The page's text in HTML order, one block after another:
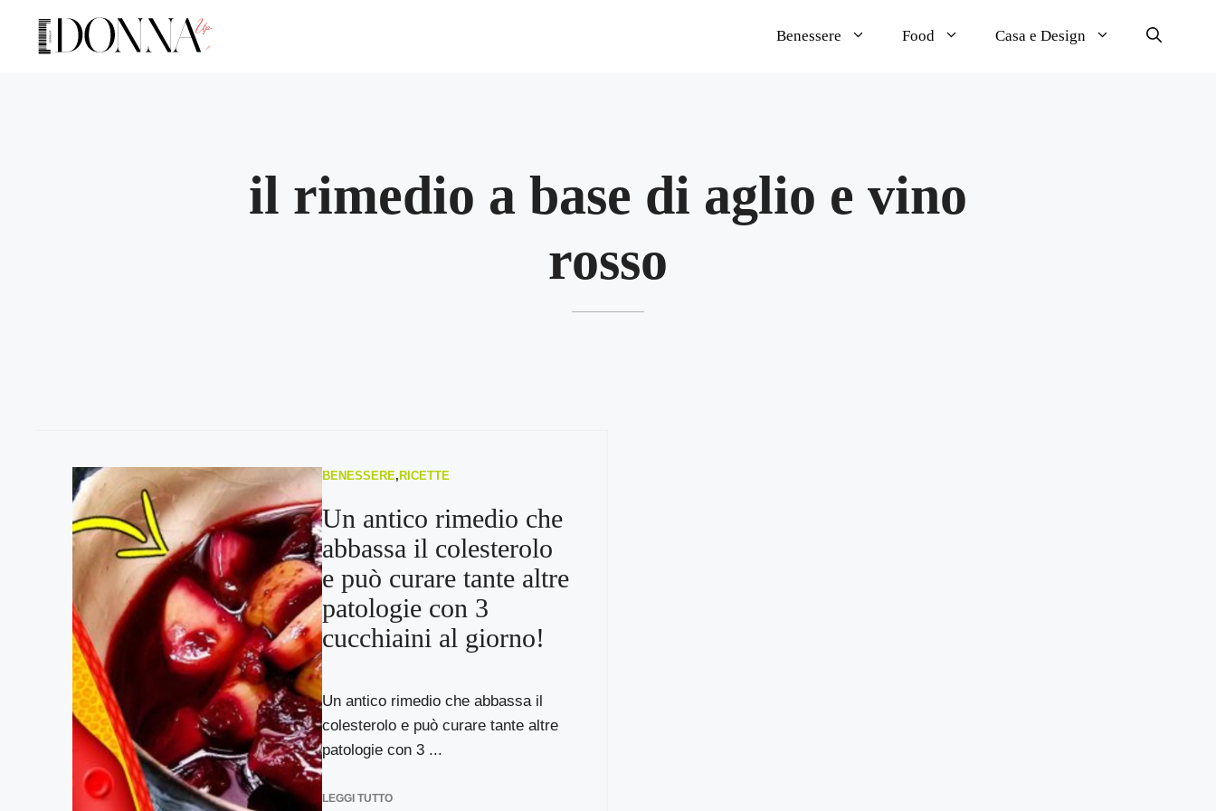
contenuto
Benessere Food Casa e Design
il rimedio a base di aglio e vino
rosso
BENESSERE, RICETTE
Un antico rimedio che
abbassa il colesterolo
e può curare tante altre
patologie con 3
cucchiaini al giorno!
Un antico rimedio che abbassa il
colesterolo e può curare tante altre
patologie con 3 ...
LEGGI TUTTO